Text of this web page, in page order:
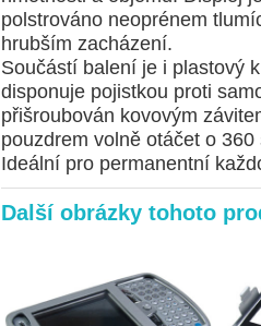
polstrováno neoprénem
hrubším zacházení.
Součástí balení je i plastový
disponuje pojistkou proti
přišroubován kovovým
pouzdrem volně otáčet o 360
Ideální pro permanentní
Další obrázky tohoto